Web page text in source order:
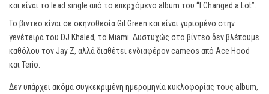
και είναι το lead single από το επερχόμενο album του “I Changed a Lot”.
Το βιντεο είναι σε σκηνοθεσία Gil Green και είναι γυρισμένο στην
γενέτειρα του DJ Khaled, το Miami. Δυστυχώς στο βίντεο δεν βλέπουμε
καθόλου τον Jay Z, αλλά διαθέτει ενδιαφέρον cameos από Ace Hood
και Terio.
Δεν υπάρχει ακόμα συγκεκριμένη ημερομηνία κυκλοφορίας τους album,